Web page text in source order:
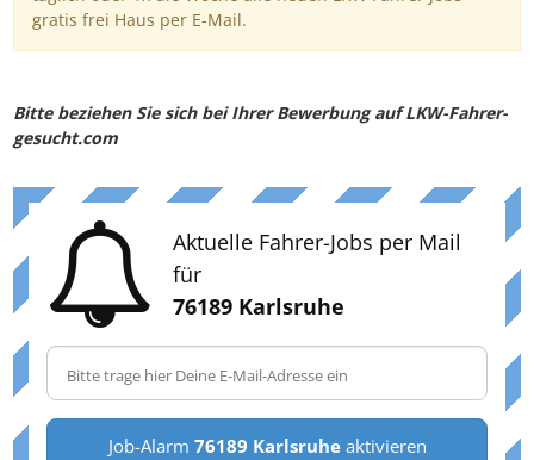
gratis frei Haus per E-Mail.
Bitte beziehen Sie sich bei Ihrer Bewerbung auf LKW-Fahrer-
gesucht.com
Aktuelle Fahrer-Jobs per Mail
für
76189 Karlsruhe
Job-Alarm 76189 Karlsruheaktivieren